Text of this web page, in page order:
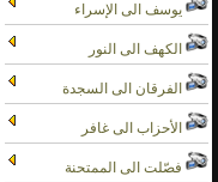
يوسف الى الإسراء
الكهف الى النور
الفرقان الى السجدة
الأحزاب الى غافر
فصّلت الى الممتحنة